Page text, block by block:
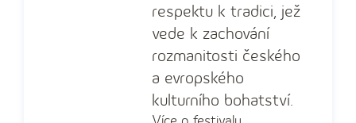
respektu k tradici, jež
vede k zachování
rozmanitosti českého
a evropského
kulturního bohatství.